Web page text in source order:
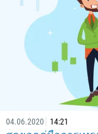
04.06.2020 14:21